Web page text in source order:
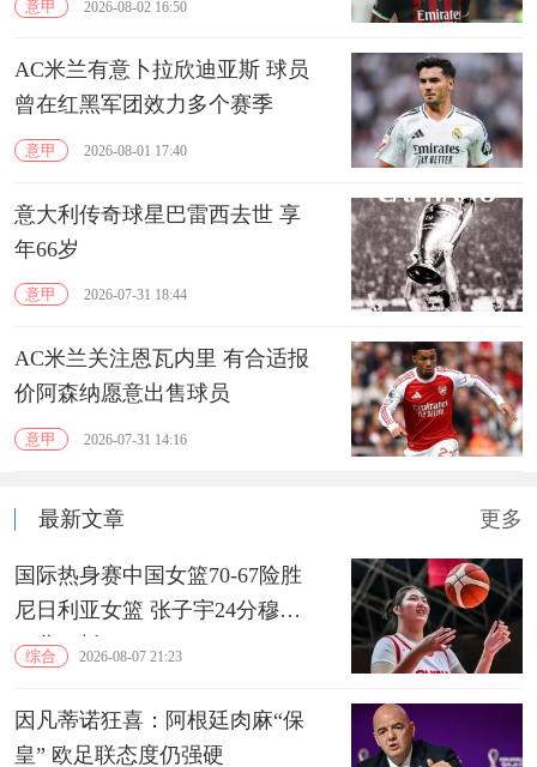
意甲 2026-08-02 16:50
AC米兰有意卜拉欣迪亚斯 球员
曾在红黑军团效力多个赛季
意甲 2026-08-01 17:40
意大利传奇球星巴雷西去世 享
年66岁
意甲 2026-07-31 18:44
AC米兰关注恩瓦内里 有合适报
价阿森纳愿意出售球员
意甲 2026-07-31 14:16
最新文章 更多
国际热身赛中国女篮70-67险胜
尼日利亚女篮 张子宇24分穆萨
15分10板
综合 2026-08-07 21:23
因凡蒂诺狂喜：阿根廷肉麻“保
皇” 欧足联态度仍强硬